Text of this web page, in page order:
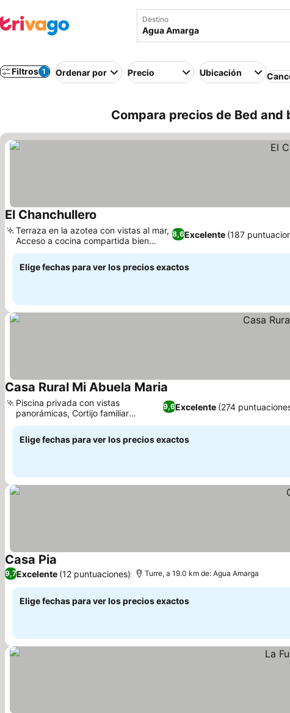
Destino
Filtros 1 Ordenar por Precio Ubicación
Compara precios de Bed and
El Chanchullero
8,6Excelente (187
Terraza en la azotea con vistas al mar,
Acceso a cocina compartida bien
equipada
Elige fechas para ver los precios exactos
Casa Rural Mi Abuela Maria
9,6Excelente (274
Piscina privada con vistas
panorámicas, Cortijo familiar
restaurado de 1928
Elige fechas para ver los precios exactos
Casa Pia
9,7Excelente (12 puntuaciones) Turre, a 19.0 km de: Agua Amarga
Elige fechas para ver los precios exactos